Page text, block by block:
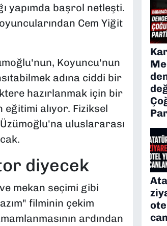
yapımda başrol netleşti.
Cem Yiğit
Koyuncu'nun
adına ciddi bir
hazırlanmak için bir
alıyor. Fiziksel
uluslararası
diyecek
mekan seçimi gibi
filminin çekim
ardından